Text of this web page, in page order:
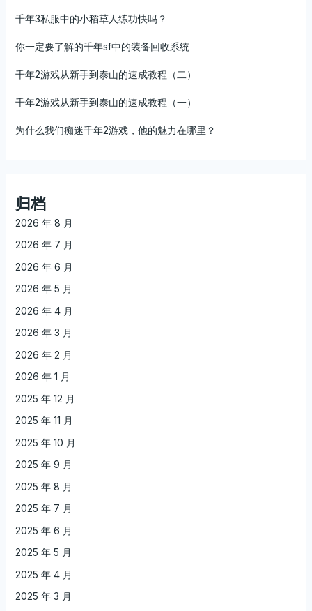
千年3私服中的小稻草人练功快吗？
你一定要了解的千年sf中的装备回收系统
千年2游戏从新手到泰山的速成教程（二）
千年2游戏从新手到泰山的速成教程（一）
为什么我们痴迷千年2游戏，他的魅力在哪里？
归档
2026 年 8 月
2026 年 7 月
2026 年 6 月
2026 年 5 月
2026 年 4 月
2026 年 3 月
2026 年 2 月
2026 年 1 月
2025 年 12 月
2025 年 11 月
2025 年 10 月
2025 年 9 月
2025 年 8 月
2025 年 7 月
2025 年 6 月
2025 年 5 月
2025 年 4 月
2025 年 3 月